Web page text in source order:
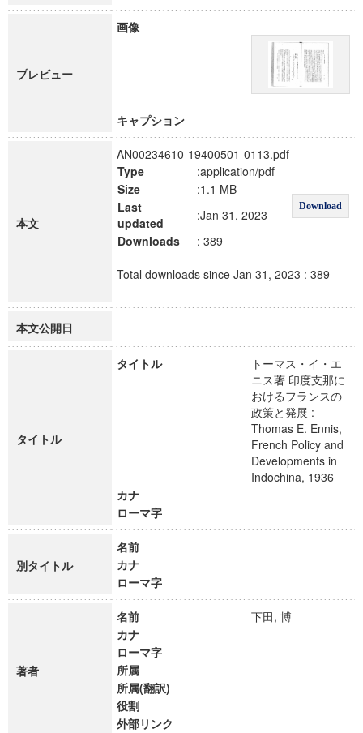
プレビュー
画像
キャプション
本文
AN00234610-19400501-0113.pdf
Type
:application/pdf
Download
Size
:1.1 MB
Last
updated
:Jan 31, 2023
Downloads
: 389
Total downloads since Jan 31, 2023 : 389
本文公開日
タイトル
タイトル
トーマス・イ・エ
ニス著 印度支那に
おけるフランスの
政策と発展 :
Thomas E. Ennis,
French Policy and
Developments in
Indochina, 1936
カナ
ローマ字
別タイトル
名前
カナ
ローマ字
著者
名前
下田, 博
カナ
ローマ字
所属
所属(翻訳)
役割
外部リンク